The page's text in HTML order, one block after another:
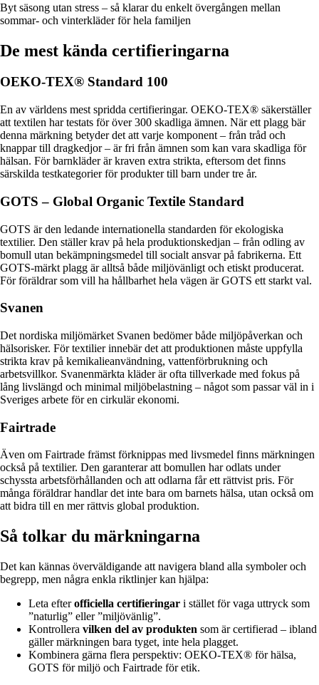
Byt säsong utan stress – så klarar du enkelt övergången mellan
sommar- och vinterkläder för hela familjen
De mest kända certifieringarna
OEKO-TEX® Standard 100
En av världens mest spridda certifieringar. OEKO-TEX® säkerställer
att textilen har testats för över 300 skadliga ämnen. När ett plagg bär
denna märkning betyder det att varje komponent – från tråd och
knappar till dragkedjor – är fri från ämnen som kan vara skadliga för
hälsan. För barnkläder är kraven extra strikta, eftersom det finns
särskilda testkategorier för produkter till barn under tre år.
GOTS – Global Organic Textile Standard
GOTS är den ledande internationella standarden för ekologiska
textilier. Den ställer krav på hela produktionskedjan – från odling av
bomull utan bekämpningsmedel till socialt ansvar på fabrikerna. Ett
GOTS-märkt plagg är alltså både miljövänligt och etiskt producerat.
För föräldrar som vill ha hållbarhet hela vägen är GOTS ett starkt val.
Svanen
Det nordiska miljömärket Svanen bedömer både miljöpåverkan och
hälsorisker. För textilier innebär det att produktionen måste uppfylla
strikta krav på kemikalieanvändning, vattenförbrukning och
arbetsvillkor. Svanenmärkta kläder är ofta tillverkade med fokus på
lång livslängd och minimal miljöbelastning – något som passar väl in i
Sveriges arbete för en cirkulär ekonomi.
Fairtrade
Även om Fairtrade främst förknippas med livsmedel finns märkningen
också på textilier. Den garanterar att bomullen har odlats under
schyssta arbetsförhållanden och att odlarna får ett rättvist pris. För
många föräldrar handlar det inte bara om barnets hälsa, utan också om
att bidra till en mer rättvis global produktion.
Så tolkar du märkningarna
Det kan kännas överväldigande att navigera bland alla symboler och
begrepp, men några enkla riktlinjer kan hjälpa:
Leta efterofficiella certifieringar i stället för vaga uttryck som
”naturlig” eller ”miljövänlig”.
Kontrollera vilken del av produkten som är certifierad – ibland
gäller märkningen bara tyget, inte hela plagget.
Kombinera gärna flera perspektiv: OEKO-TEX® för hälsa,
GOTS för miljö och Fairtrade för etik.